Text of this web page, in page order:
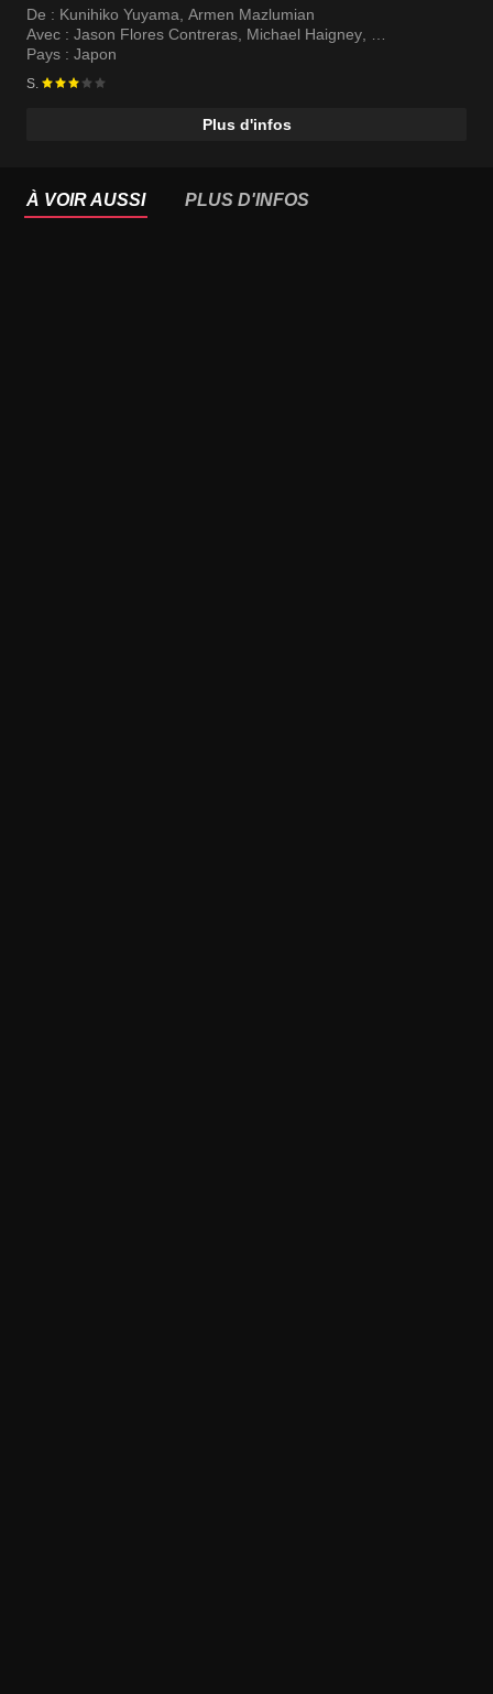
De : Kunihiko Yuyama Armen Mazlumian
Avec : Jason Flores Contreras Michael Haigney
Rachael Lillis
Pays : Japon
S.
Plus d'infos
À VOIR AUSSI PLUS D'INFOS